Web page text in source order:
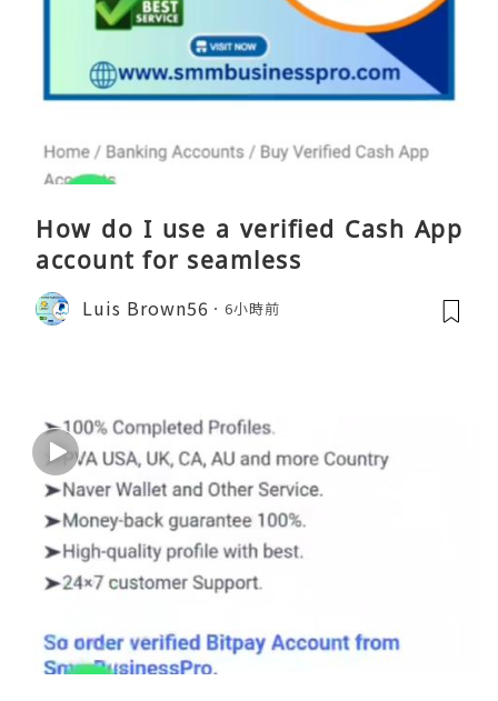
How do I use a verified Cash App
account for seamless
Luis Brown56 6小時前